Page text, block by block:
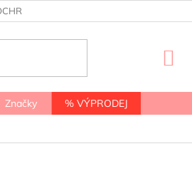
OSOBNÍCH ÚDAJŮ
Značky
% VÝPRODEJ